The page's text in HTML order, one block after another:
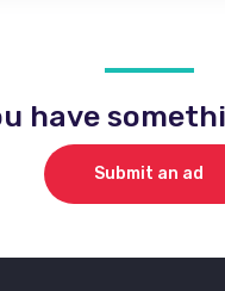
have
Submit an ad